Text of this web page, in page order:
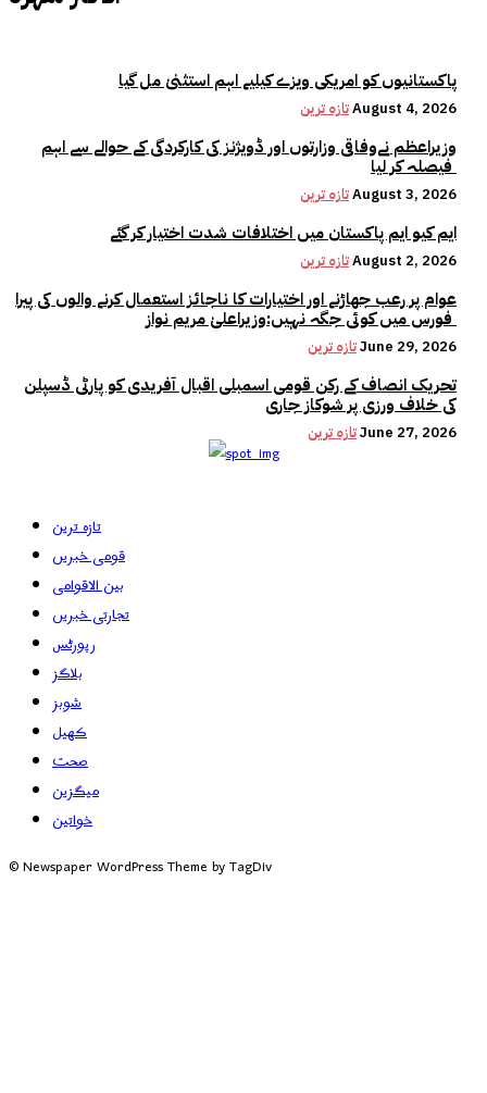
پاکستانیوں کو امریکی ویزے کیلیے اہم استثنیٰ مل گیا
تازہ ترینAugust 4, 2026
وزیراعظم نےوفاقی وزارتوں اور ڈویژنز کی کارکردگی کے حوالے سے اہم
تازہ ترینAugust 3, 2026
ایم کیو ایم پاکستان میں اختلافات شدت اختیار کر گئے
تازہ ترینAugust 2, 2026
عوام پر رعب جھاڑنے اور اختیارات کا ناجائز استعمال کرنے والوں کی پیرا
تازہ ترینJune 29, 2026
تحریک انصاف کے رکن قومی اسمبلی اقبال آفریدی کو پارٹی ڈسپلن
کی خلاف ورزی پر شوکاز جاری
تازہ ترینJune 27, 2026
تازہ ترین
قومی خبریں
بین الاقوامی
تجارتی خبریں
رپورٹس
بلاگز
شوبز
کھیل
صحت
میگزین
خواتین
© Newspaper WordPress Theme by TagDiv